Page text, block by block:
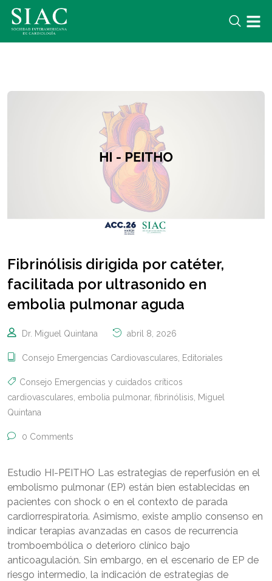
Fibrinólisis dirigida por catéter,
facilitada por ultrasonido en
embolia pulmonar aguda
Dr. Miguel Quintana abril 8, 2026
Consejo Emergencias Cardiovasculares Editoriales
Consejo Emergencias y cuidados críticos
cardiovasculares embolia pulmonar, fibrinólisis Miguel
Quintana
0 Comments
Estudio HI-PEITHO Las estrategias de reperfusión en el
embolismo pulmonar (EP) están bien establecidas en
pacientes con shock o en el contexto de parada
cardiorrespiratoria. Asimismo, existe amplio consenso en
indicar terapias avanzadas en casos de recurrencia
tromboembólica o deterioro clínico bajo
anticoagulación. Sin embargo, en el escenario de EP de
riesgo intermedio, la indicación de estrategias de